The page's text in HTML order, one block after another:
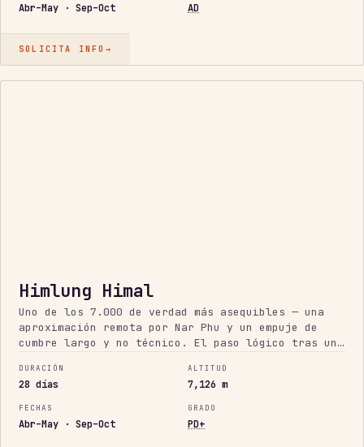
Abr–May · Sep–Oct AD
SOLICITA INFO →
Himlung Himal
Uno de los 7.000 de verdad más asequibles — una
aproximación remota por Nar Phu y un empuje de
cumbre largo y no técnico. El paso lógico tras un
DURACIÓN
28 días
ALTITUD
7,126 m
FECHAS
Abr–May · Sep–Oct
GRADO
PD+